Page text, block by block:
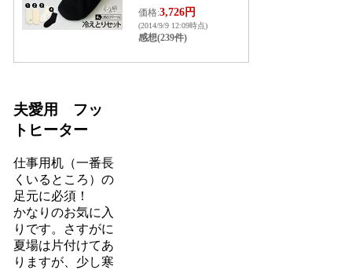
価格:3,726円
(2014/9/9 12:09時点)
感想(239件)
夫愛用 フッ
トヒーター
仕事用机（一番長
くいるところ）の
足元に必須！
かなりのお気に入
りです。さすがに
夏場は片付けてあ
りますが、少し寒